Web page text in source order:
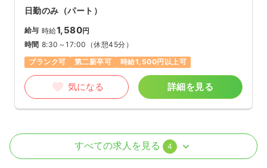
日勤のみ（パート）
給与 時給1,580円
時間 8:30～17:00 （休憩45分）
ブランク可
第二新卒可 時給1,500円以上可
気になる 詳細を見る
オペ室(手術室)正・准看護師
すべての求人を見る 4